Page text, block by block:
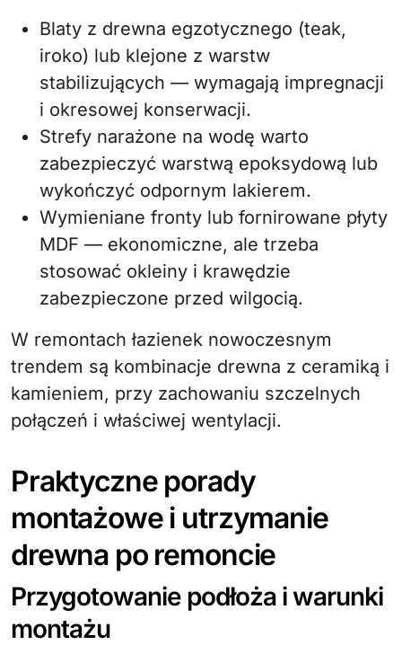
Blaty z drewna egzotycznego (teak,
iroko) lub klejone z warstw
stabilizujących — wymagają impregnacji
i okresowej konserwacji.
Strefy narażone na wodę warto
zabezpieczyć warstwą epoksydową lub
wykończyć odpornym lakierem.
Wymieniane fronty lub fornirowane płyty
MDF — ekonomiczne, ale trzeba
stosować okleiny i krawędzie
zabezpieczone przed wilgocią.
W remontach łazienek nowoczesnym
trendem są kombinacje drewna z ceramiką i
kamieniem, przy zachowaniu szczelnych
połączeń i właściwej wentylacji.
Praktyczne porady
montażowe i utrzymanie
drewna po remoncie
Przygotowanie podłoża i warunki
montażu